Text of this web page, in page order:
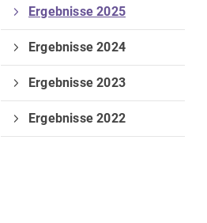
Ergebnisse 2025
Ergebnisse 2024
Ergebnisse 2023
Ergebnisse 2022
Verein
Vorstand
Deine Mitgliedschaft